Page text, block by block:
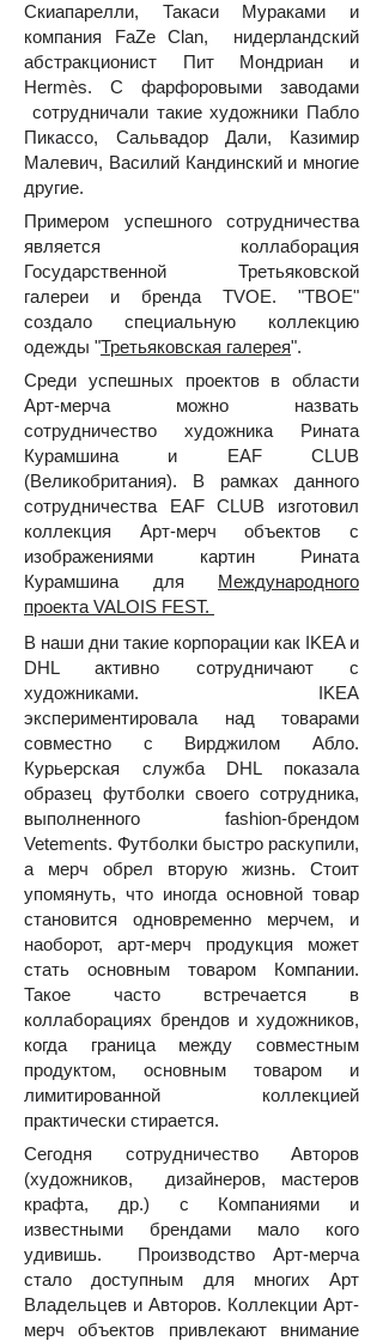
Скиапарелли, Такаси Мураками и
компания FaZe Clan, нидерландский
абстракционист Пит Мондриан и
Hermès. С фарфоровыми заводами
сотрудничали такие художники Пабло
Пикассо, Сальвадор Дали, Казимир
Малевич, Василий Кандинский и многие
другие.
Примером успешного сотрудничества
является коллаборация
Государственной Третьяковской
галереи и бренда TVOE. "ТВОЕ"
создало специальную коллекцию
одежды "Третьяковская галерея".
Среди успешных проектов в области
Арт-мерча можно назвать
сотрудничество художника Рината
Курамшина и EAF CLUB
(Великобритания). В рамках данного
сотрудничества EAF CLUB изготовил
коллекция Арт-мерч объектов с
изображениями картин Рината
Курамшина для Международного
проекта VALOIS FEST.
В наши дни такие корпорации как IKEA и
DHL активно сотрудничают с
художниками. IKEA
экспериментировала над товарами
совместно с Вирджилом Абло.
Курьерская служба DHL показала
образец футболки своего сотрудника,
выполненного fashion-брендом
Vetements. Футболки быстро раскупили,
а мерч обрел вторую жизнь. Стоит
упомянуть, что иногда основной товар
становится одновременно мерчем, и
наоборот, арт-мерч продукция может
стать основным товаром Компании.
Такое часто встречается в
коллаборациях брендов и художников,
когда граница между совместным
продуктом, основным товаром и
лимитированной коллекцией
практически стирается.
Сегодня сотрудничество Авторов
(художников, дизайнеров, мастеров
крафта, др.) с Компаниями и
известными брендами мало кого
удивишь. Производство Арт-мерча
стало доступным для многих Арт
Владельцев и Авторов. Коллекции Арт-
мерч объектов привлекают внимание